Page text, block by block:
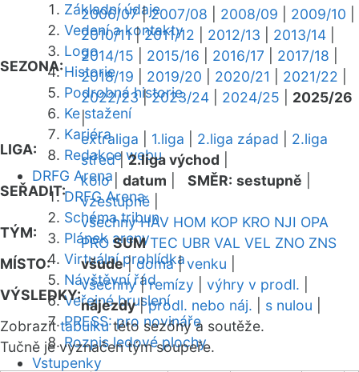
Základní údaje
Vedení a kontakty
Logo
Historie
Podrobná historie
Ke stažení
Kariéra
Redakce webu
DRFG Arena
DRFG Arena
Schéma tribun
Plánek areny
Virtuální prohlídka
Návštěvní řád
Veřejné bruslení
PRESS: pro novináře
Rozpis ledové plochy
Vstupenky
SEZONA:
2006/07|2007/08 2008/09 2009/10
2010/11|2011/12 2012/13 2013/14
2014/15
2015/16 2016/17 2017/18
2018/19
2019/20 2020/21 2021/22
2022/23|2023/24 2024/25
2025/26
|
LIGA:
extraliga 1.liga 2.liga západ
2.liga
střed|2.liga východ
SEŘADIT:
kolo| datum SMĚR: sestupně
vzestupně
TÝM:
všechny HAV HOM KOP KRO NJI OPA
PRO SUM TEC UBR VAL VEL ZNO ZNS
MÍSTO:
všude|doma|venku
VÝSLEDKY:
všechny|remízy výhry v prodl.
nájezdy|prodl. nebo náj. s nulou
Zobrazittabulkutéto sezóny a soutěže.
Tučně je vyznačen tým soupeře.